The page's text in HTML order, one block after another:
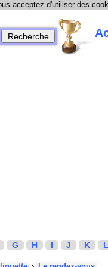
acceptez d'utiliser des
G H I J K L